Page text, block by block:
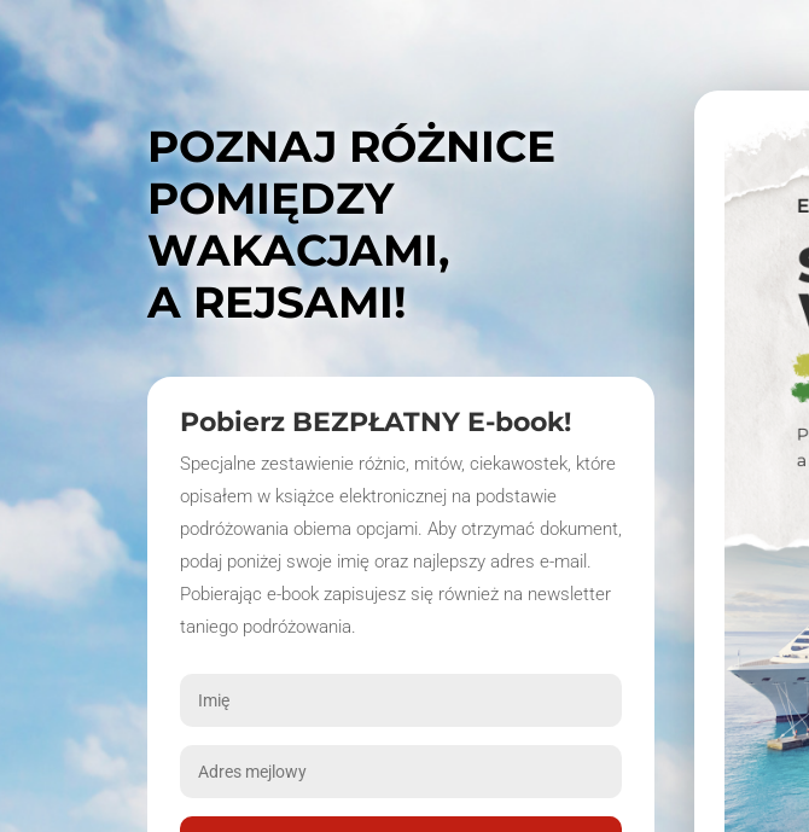
POZNAJ RÓŻNICE
POMIĘDZY
WAKACJAMI,
A REJSAMI!
Pobierz BEZPŁATNY E-book!
Specjalne zestawienie różnic, mitów, ciekawostek, które
opisałem w książce elektronicznej na podstawie
podróżowania obiema opcjami. Aby otrzymać dokument,
podaj poniżej swoje imię oraz najlepszy adres e-mail.
Pobierając e-book zapisujesz się również na newsletter
taniego podróżowania.